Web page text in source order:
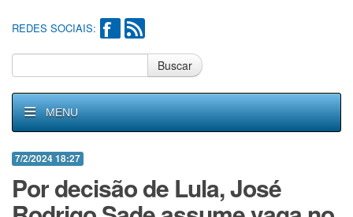
REDES SOCIAIS:
Buscar
MENU
7/2/2024 18:27
Por decisão de Lula, José